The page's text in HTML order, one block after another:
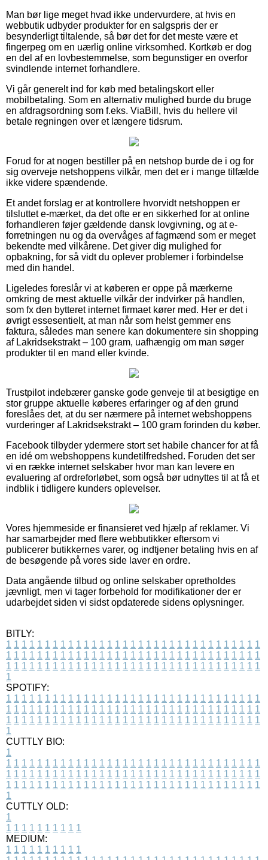
Man bør lige meget hvad ikke undervurdere, at hvis en
webbutik udbyder produkter for en salgspris der er
besynderligt tiltalende, så bør det for det meste være et
fingerpeg om en uærlig online virksomhed. Kortkøb er dog
en del af en lovbestemmelse, som begunstiger en overfor
svindlende internet forhandlere.
Vi går generelt ind for køb med betalingskort eller
mobilbetaling. Som en alternativ mulighed burde du bruge
en afdragsordning som f.eks. ViaBill, hvis du hellere vil
betale regningen over et længere tidsrum.
Forud for at nogen bestiller på en netshop burde de i og for
sig overveje netshoppens vilkår, men det er i mange tilfælde
ikke videre spændende.
Et andet forslag er at kontrollere hvorvidt netshoppen er
tilsluttet e-mærket, da det ofte er en sikkerhed for at online
forhandleren føjer gældende dansk lovgivning, og at e-
forretningen nu og da overvåges af fagmænd som er meget
bekendte med vilkårene. Det giver dig mulighed for
opbakning, for så vidt du oplever problemer i forbindelse
med din handel.
Ligeledes foreslår vi at køberen er oppe på mærkerne
omkring de mest aktuelle vilkår der indvirker på handlen,
som fx den bytteret internet firmaet kører med. Her er det i
øvrigt essesentielt, at man når som helst gemmer ens
faktura, således man senere kan dokumentere sin shopping
af Lakridsekstrakt – 100 gram, uafhængig om man søger
produkter til en mand eller kvinde.
Trustpilot indebærer ganske gode genveje til at besigtige en
stor gruppe aktuelle køberes erfaringer og af den grund
foreslåes det, at du ser nærmere på internet webshoppens
vurderinger af Lakridsekstrakt – 100 gram forinden du køber.
Facebook tilbyder ydermere stort set habile chancer for at få
en idé om webshoppens kundetilfredshed. Foruden det ser
vi en række internet selskaber hvor man kan levere en
evaluering af ordreforløbet, som også bør udnyttes til at få et
indblik i tidligere kunders oplevelser.
Vores hjemmeside er finansieret ved hjælp af reklamer. Vi
har samarbejder med flere webbutikker eftersom vi
publicerer butikkernes varer, og indtjener betaling hvis en af
de besøgende på vores side laver en ordre.
Data angående tilbud og online selskaber opretholdes
jævnligt, men vi tager forbehold for modifikationer der er
udarbejdet siden vi sidst opdaterede sidens oplysninger.
BITLY:
1 1 1 1 1 1 1 1 1 1 1 1 1 1 1 1 1 1 1 1 1 1 1 1 1 1 1 1 1 1 1 1 1
1 1 1 1 1 1 1 1 1 1 1 1 1 1 1 1 1 1 1 1 1 1 1 1 1 1 1 1 1 1 1 1 1
1 1 1 1 1 1 1 1 1 1 1 1 1 1 1 1 1 1 1 1 1 1 1 1 1 1 1 1 1 1 1 1 1
1
SPOTIFY:
1 1 1 1 1 1 1 1 1 1 1 1 1 1 1 1 1 1 1 1 1 1 1 1 1 1 1 1 1 1 1 1 1
1 1 1 1 1 1 1 1 1 1 1 1 1 1 1 1 1 1 1 1 1 1 1 1 1 1 1 1 1 1 1 1 1
1 1 1 1 1 1 1 1 1 1 1 1 1 1 1 1 1 1 1 1 1 1 1 1 1 1 1 1 1 1 1 1 1
1
CUTTLY BIO:
1
1 1 1 1 1 1 1 1 1 1 1 1 1 1 1 1 1 1 1 1 1 1 1 1 1 1 1 1 1 1 1 1 1
1 1 1 1 1 1 1 1 1 1 1 1 1 1 1 1 1 1 1 1 1 1 1 1 1 1 1 1 1 1 1 1 1
1 1 1 1 1 1 1 1 1 1 1 1 1 1 1 1 1 1 1 1 1 1 1 1 1 1 1 1 1 1 1 1 1
1
CUTTLY OLD:
1
1 1 1 1 1 1 1 1 1 1
MEDIUM:
1 1 1 1 1 1 1 1 1 1